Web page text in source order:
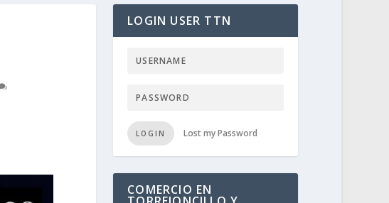
LOGIN USER TTN
LOGIN Lost my Password
COMERCIO EN